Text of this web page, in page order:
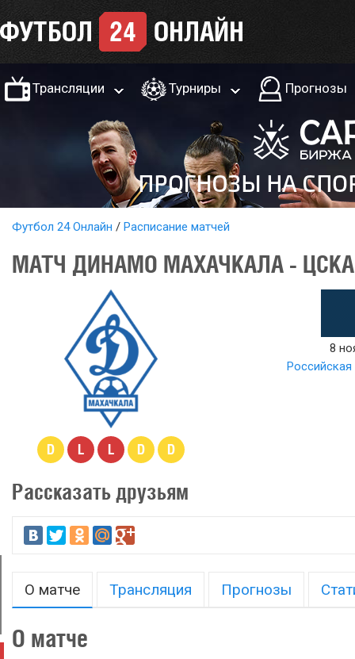
Трансляции Турниры Прогнозы
Футбол 24 Онлайн Расписание матчей
МАТЧ ДИНАМО МАХАЧКАЛА - ЦСКА
D L L D D
8
Рассказать друзьям
О матче Трансляция Прогнозы
О матче